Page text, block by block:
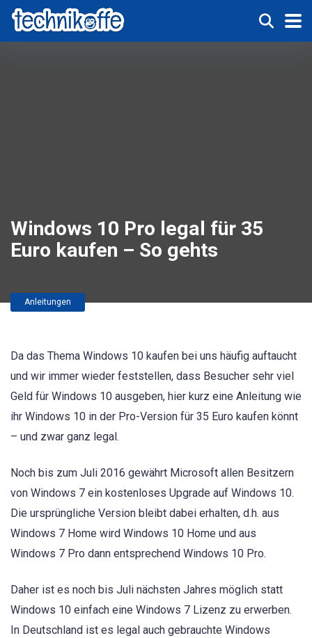
Windows 10 Pro legal für 35
Euro kaufen – So gehts
Anleitungen
Da das Thema Windows 10 kaufen bei uns häufig auftaucht
und wir immer wieder feststellen, dass Besucher sehr viel
Geld für Windows 10 ausgeben, hier kurz eine Anleitung wie
ihr Windows 10 in der Pro-Version für 35 Euro kaufen könnt
– und zwar ganz legal.
Noch bis zum Juli 2016 gewährt Microsoft allen Besitzern
von Windows 7 ein kostenloses Upgrade auf Windows 10.
Die ursprüngliche Version bleibt dabei erhalten, d.h. aus
Windows 7 Home wird Windows 10 Home und aus
Windows 7 Pro dann entsprechend Windows 10 Pro.
Daher ist es noch bis Juli nächsten Jahres möglich statt
Windows 10 einfach eine Windows 7 Lizenz zu erwerben.
In Deutschland ist es legal auch gebrauchte Windows